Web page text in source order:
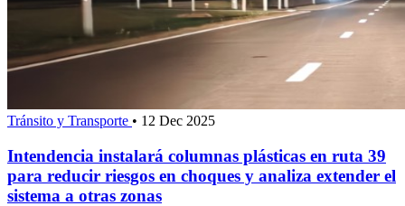
Tránsito y Transporte • 12 Dec 2025
Intendencia instalará columnas plásticas en ruta 39
para reducir riesgos en choques y analiza extender el
sistema a otras zonas